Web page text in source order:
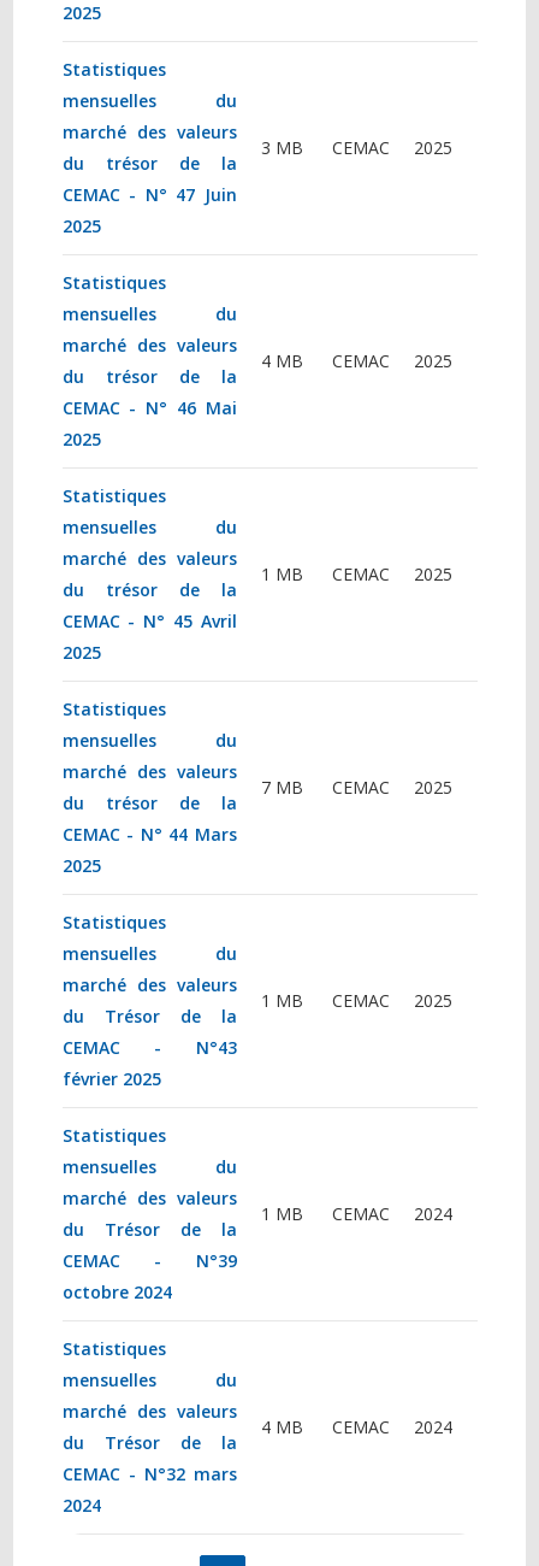
2025
Statistiques
mensuelles du
marché des valeurs
du trésor de la
CEMAC - N° 47 Juin
2025
3 MB CEMAC 2025
Statistiques
mensuelles du
marché des valeurs
du trésor de la
CEMAC - N° 46 Mai
2025
4 MB CEMAC 2025
Statistiques
mensuelles du
marché des valeurs
du trésor de la
CEMAC - N° 45 Avril
2025
1 MB CEMAC 2025
Statistiques
mensuelles du
marché des valeurs
du trésor de la
CEMAC - N° 44 Mars
2025
7 MB CEMAC 2025
Statistiques
mensuelles du
marché des valeurs
du Trésor de la
CEMAC - N°43
février 2025
1 MB CEMAC 2025
Statistiques
mensuelles du
marché des valeurs
du Trésor de la
CEMAC - N°39
octobre 2024
1 MB CEMAC 2024
Statistiques
mensuelles du
marché des valeurs
du Trésor de la
CEMAC - N°32 mars
2024
4 MB CEMAC 2024